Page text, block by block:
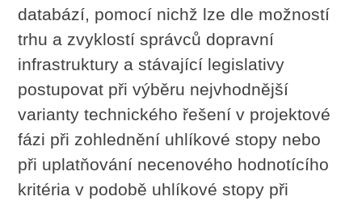
databází, pomocí nichž lze dle možností
trhu a zvyklostí správců dopravní
infrastruktury a stávající legislativy
postupovat při výběru nejvhodnější
varianty technického řešení v projektové
fázi při zohlednění uhlíkové stopy nebo
při uplatňování necenového hodnotícího
kritéria v podobě uhlíkové stopy při